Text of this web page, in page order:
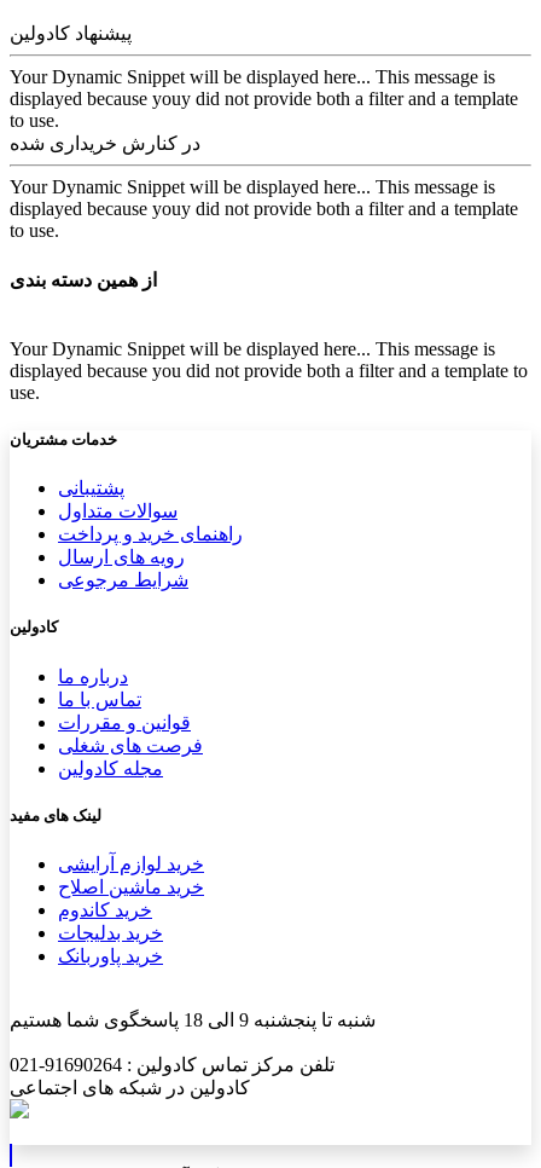
پیشنهاد کادولین
Your Dynamic Snippet will be displayed here... This message is
displayed because youy did not provide both a filter and a template
to use.
در کنارش خریداری شده
Your Dynamic Snippet will be displayed here... This message is
displayed because youy did not provide both a filter and a template
to use.
از همین دسته بندی
Your Dynamic Snippet will be displayed here... This message is
displayed because you did not provide both a filter and a template to
use.
خدمات مشتریان
پشتیب​​انی
سوالات متداول
راهنمای خرید و پرداخت
رویه های ارسال
شرایط مرجوعی
کادولین
درباره ما
تماس با ما
قوانین و مقررات
فرصت های شغلی
مجله کادولین
لینک های مفید
خرید لوازم آرایشی
خرید ماشین اصلاح
خرید کاندوم
خرید بدلیجات
خرید پاوربانک
شنبه تا پنجشنبه 9 الی 18 پاسخگوی شما هستیم
تلفن مرکز تماس کادولین : 91690264-021
کادولین در شبکه های اجتماعی